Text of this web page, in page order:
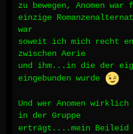
zu bewegen, Anomen
einzige
war
soweit ich mich recht
zwischen Aerie
und ihm...in die der
eingebunden wurde
Und wer Anomen
in der Gruppe
erträgt....mein Beileid